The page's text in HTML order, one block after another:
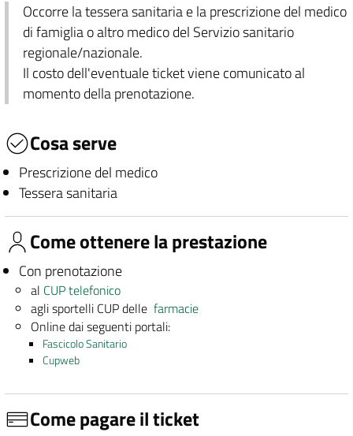
Occorre la tessera sanitaria e la prescrizione del medico
di famiglia o altro medico del Servizio sanitario
regionale/nazionale.
Il costo dell'eventuale ticket viene comunicato al
momento della prenotazione.
Cosa serve
Prescrizione del medico
Tessera sanitaria
Come ottenere la prestazione
Con prenotazione
al CUP telefonico
agli sportelli CUP dellefarmacie
Online dai seguenti portali:
Fascicolo Sanitario
Cupweb
Come pagare il ticket